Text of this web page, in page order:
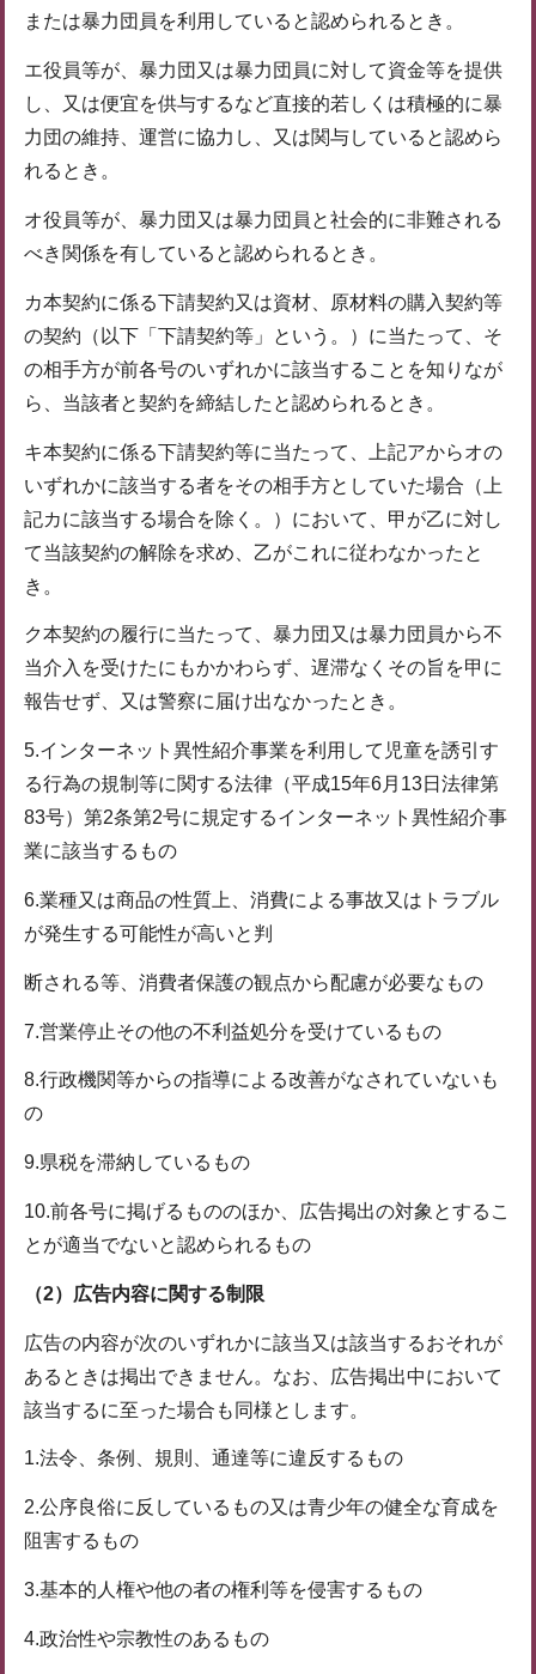
または暴力団員を利用していると認められるとき。
エ役員等が、暴力団又は暴力団員に対して資金等を提供
し、又は便宜を供与するなど直接的若しくは積極的に暴
力団の維持、運営に協力し、又は関与していると認めら
れるとき。
オ役員等が、暴力団又は暴力団員と社会的に非難される
べき関係を有していると認められるとき。
カ本契約に係る下請契約又は資材、原材料の購入契約等
の契約（以下「下請契約等」という。）に当たって、そ
の相手方が前各号のいずれかに該当することを知りなが
ら、当該者と契約を締結したと認められるとき。
キ本契約に係る下請契約等に当たって、上記アからオの
いずれかに該当する者をその相手方としていた場合（上
記カに該当する場合を除く。）において、甲が乙に対し
て当該契約の解除を求め、乙がこれに従わなかったと
き。
ク本契約の履行に当たって、暴力団又は暴力団員から不
当介入を受けたにもかかわらず、遅滞なくその旨を甲に
報告せず、又は警察に届け出なかったとき。
5.インターネット異性紹介事業を利用して児童を誘引す
る行為の規制等に関する法律（平成15年6月13日法律第
83号）第2条第2号に規定するインターネット異性紹介事
業に該当するもの
6.業種又は商品の性質上、消費による事故又はトラブル
が発生する可能性が高いと判
断される等、消費者保護の観点から配慮が必要なもの
7.営業停止その他の不利益処分を受けているもの
8.行政機関等からの指導による改善がなされていないも
の
9.県税を滞納しているもの
10.前各号に掲げるもののほか、広告掲出の対象とするこ
とが適当でないと認められるもの
（2） 広告内容に関する制限
広告の内容が次のいずれかに該当又は該当するおそれが
あるときは掲出できません。なお、広告掲出中において
該当するに至った場合も同様とします。
1.法令、条例、規則、通達等に違反するもの
2.公序良俗に反しているもの又は青少年の健全な育成を
阻害するもの
3.基本的人権や他の者の権利等を侵害するもの
4.政治性や宗教性のあるもの